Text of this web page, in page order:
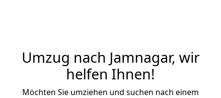
Umzug nach Jamnagar, wir
helfen Ihnen!
Möchten Sie umziehen und suchen nach einem